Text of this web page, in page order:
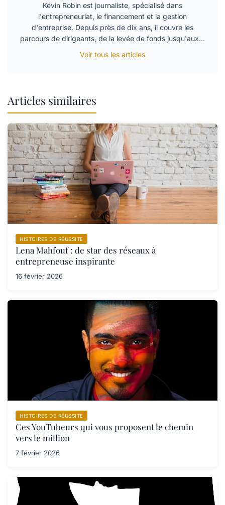
Kévin Robin est journaliste, spécialisé dans
l'entrepreneuriat, le financement et la gestion
d'entreprise. Depuis près de dix ans, il couvre les
parcours de dirigeants, de la levée de fonds jusqu'aux…
Voir tous les articles
Articles similaires
HISTOIRES DE RÉUSSITE
Lena Mahfouf : de star des réseaux à
entrepreneuse inspirante
16 février 2026
HISTOIRES DE RÉUSSITE
Ces YouTubeurs qui vous proposent le chemin
vers le million
7 février 2026